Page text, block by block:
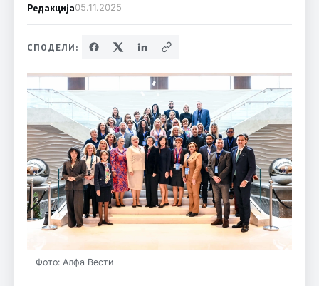
Редакција05.11.2025
СПОДЕЛИ:
Фото: Алфа Вести